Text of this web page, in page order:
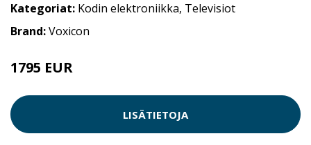
Kategoriat: Kodin elektroniikka, Televisiot
Brand:Voxicon
1795 EUR
LISÄTIETOJA